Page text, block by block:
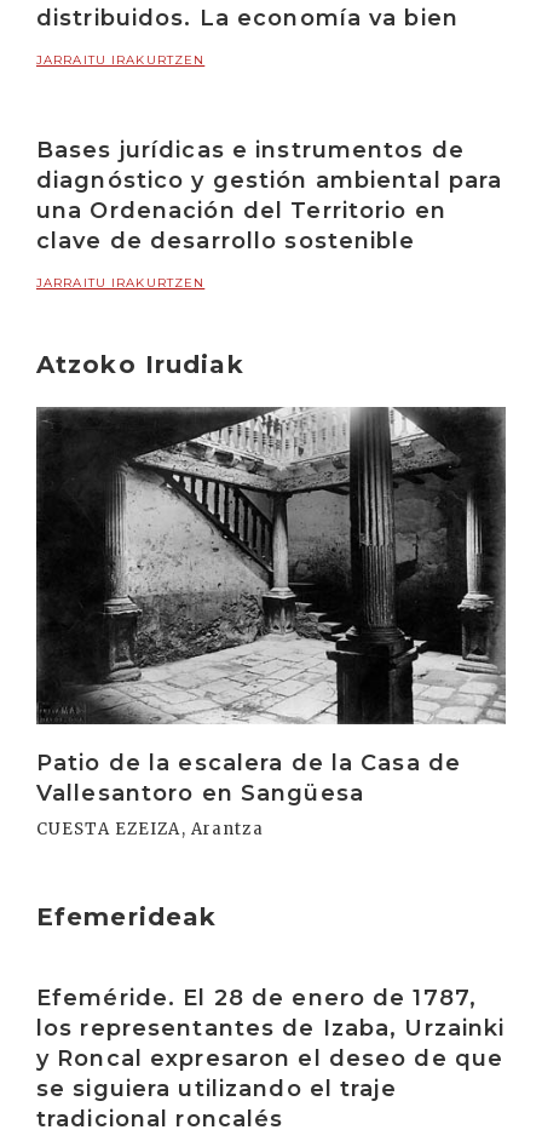
distribuidos. La economía va bien
JARRAITU IRAKURTZEN
Bases jurídicas e instrumentos de
diagnóstico y gestión ambiental para
una Ordenación del Territorio en
clave de desarrollo sostenible
JARRAITU IRAKURTZEN
Atzoko Irudiak
Patio de la escalera de la Casa de
Vallesantoro en Sangüesa
CUESTA EZEIZA, Arantza
Irakurri
Efemerideak
Efeméride. El 28 de enero de 1787,
los representantes de Izaba, Urzainki
y Roncal expresaron el deseo de que
se siguiera utilizando el traje
tradicional roncalés